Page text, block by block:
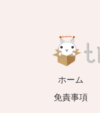
ホーム
免責事項